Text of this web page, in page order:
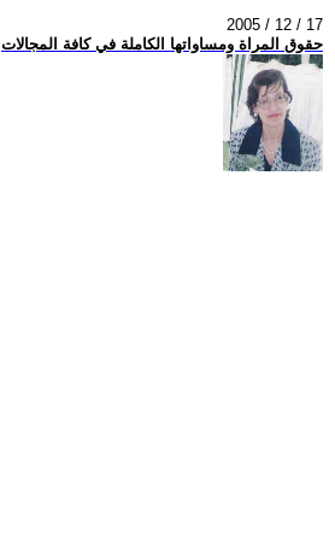
2005 / 12 / 17
حقوق المراة ومساواتها الكاملة في كافة المجالات